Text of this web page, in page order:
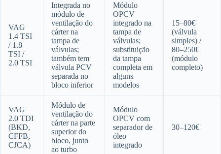
VAG
1.4 TSI
/ 1.8
TSI /
2.0 TSI
Integrada no
módulo de
ventilação do
cárter na
tampa de
válvulas;
também tem
válvula PCV
separada no
bloco inferior
Módulo
OPCV
integrado na
tampa de
válvulas;
substituição
da tampa
completa em
alguns
modelos
15–80€
(válvula
simples) /
80–250€
(módulo
completo)
VAG
2.0 TDI
(BKD,
CFFB,
CJCA)
Módulo de
ventilação do
cárter na parte
superior do
bloco, junto
ao turbo
Módulo
OPCV com
separador de
óleo
integrado
30–120€